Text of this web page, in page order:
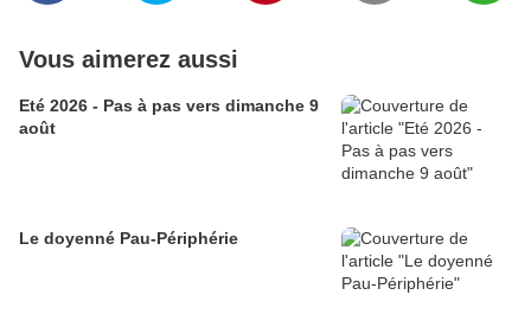
Vous aimerez aussi
Eté 2026 - Pas à pas vers dimanche 9
août
Le doyenné Pau-Périphérie